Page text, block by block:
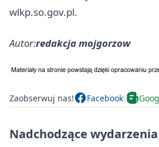
wlkp.so.gov.pl.
Autor:redakcja mojgorzow
Zaobserwuj nas! Facebook
Nadchodzące wydarzenia